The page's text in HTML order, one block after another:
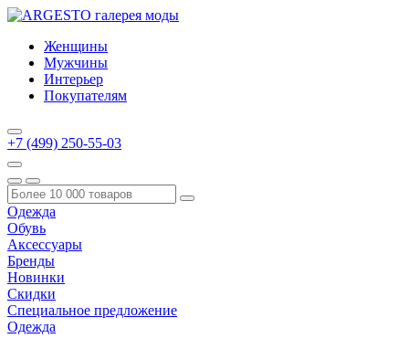
Женщины
Мужчины
Интерьер
Покупателям
+7 (499) 250-55-03
Одежда
Обувь
Аксессуары
Бренды
Новинки
Скидки
Специальное предложение
Одежда